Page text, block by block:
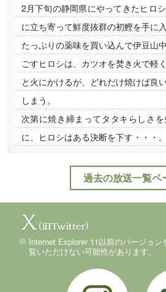
2月下旬の静岡県にやってきたヒロ
に立ち寄って鮮度抜群の初鰹を手に入
たっぷりの薬味を買い込んで伊豆山
ごすヒロシは、カツオを焚き火で軽
と火にかけるが、どれだけ焼けば良
しまう。
次第に焼き締まってタタキらしさ
に、ヒロシはある決断を下す・・・。
過去の放送一覧ペ
Internet Explorer 11以前のバージョ
覧いただけない可能性があります。